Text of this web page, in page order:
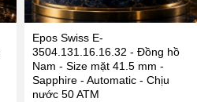
Epos Swiss E-
3504.131.16.16.32 - Đồng hồ
Nam - Size mặt 41.5 mm -
Sapphire - Automatic - Chịu
nước 50 ATM